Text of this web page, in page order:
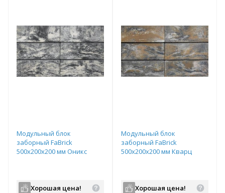
Модульный блок
заборный FaBrick
500х200х200 мм Оникс
Хорошая цена!
Модульный блок
заборный FaBrick
500х200х200 мм Кварц
Хорошая цена!